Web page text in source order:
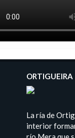
ORTIGUEIRA
La ría de
interior